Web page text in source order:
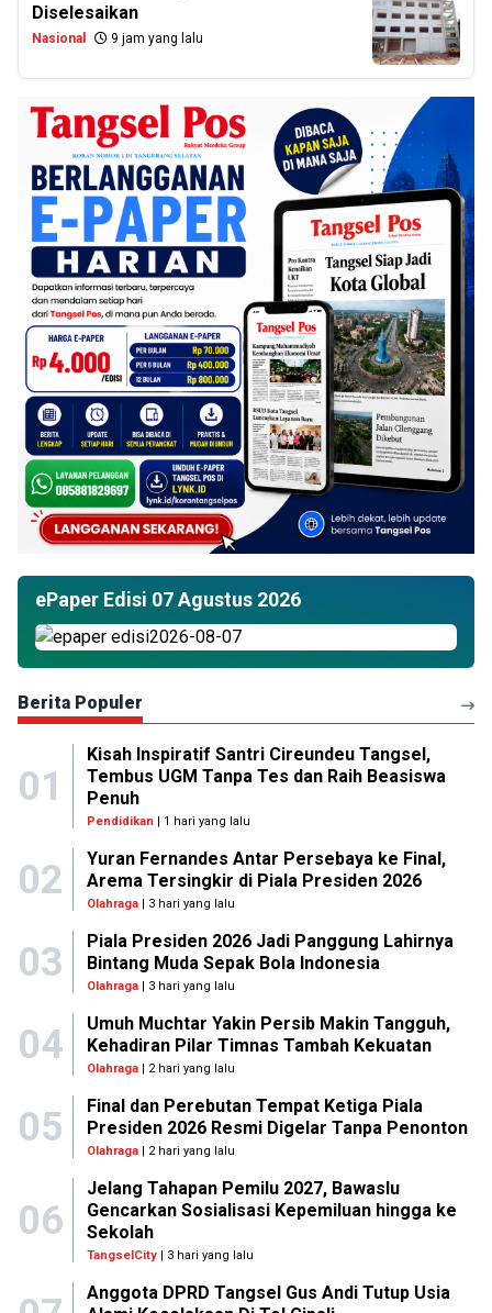
Diselesaikan
Nasional 9 jam yang lalu
ePaper Edisi 07 Agustus 2026
Berita Populer
01
Kisah Inspiratif Santri Cireundeu Tangsel,
Tembus UGM Tanpa Tes dan Raih Beasiswa
Penuh
Pendidikan | 1 hari yang lalu
02
Yuran Fernandes Antar Persebaya ke Final,
Arema Tersingkir di Piala Presiden 2026
Olahraga| 3 hari yang lalu
03
Piala Presiden 2026 Jadi Panggung Lahirnya
Bintang Muda Sepak Bola Indonesia
Olahraga| 3 hari yang lalu
04
Umuh Muchtar Yakin Persib Makin Tangguh,
Kehadiran Pilar Timnas Tambah Kekuatan
Olahraga| 2 hari yang lalu
05
Final dan Perebutan Tempat Ketiga Piala
Presiden 2026 Resmi Digelar Tanpa Penonton
Olahraga| 2 hari yang lalu
06
Jelang Tahapan Pemilu 2027, Bawaslu
Gencarkan Sosialisasi Kepemiluan hingga ke
Sekolah
TangselCity| 3 hari yang lalu
Anggota DPRD Tangsel Gus Andi Tutup Usia